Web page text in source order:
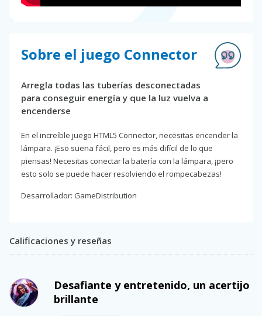
Sobre el juego Connector
Arregla todas las tuberías desconectadas
para conseguir energía y que la luz vuelva a
encenderse
En el increíble juego HTML5 Connector, necesitas encender la
lámpara. ¡Eso suena fácil, pero es más difícil de lo que
piensas! Necesitas conectar la batería con la lámpara, ¡pero
esto solo se puede hacer resolviendo el rompecabezas!
Desarrollador: GameDistribution
Calificaciones y reseñas
Desafiante y entretenido, un acertijo
brillante